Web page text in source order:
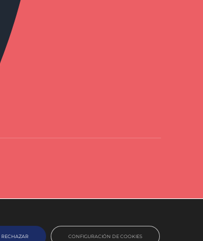
RECHAZAR CONFIGURACIÓN DE COOKIES